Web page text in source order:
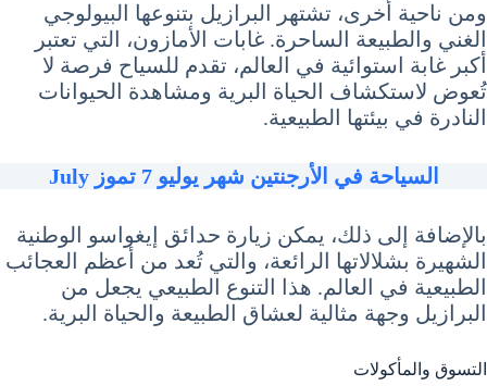
ومن ناحية أخرى، تشتهر البرازيل بتنوعها البيولوجي
الغني والطبيعة الساحرة. غابات الأمازون، التي تعتبر
أكبر غابة استوائية في العالم، تقدم للسياح فرصة لا
تُعوض لاستكشاف الحياة البرية ومشاهدة الحيوانات
النادرة في بيئتها الطبيعية.
السياحة في الأرجنتين شهر يوليو 7 تموز July
بالإضافة إلى ذلك، يمكن زيارة حدائق إيغواسو الوطنية
الشهيرة بشلالاتها الرائعة، والتي تُعد من أعظم العجائب
الطبيعية في العالم. هذا التنوع الطبيعي يجعل من
البرازيل وجهة مثالية لعشاق الطبيعة والحياة البرية.
التسوق والمأكولات